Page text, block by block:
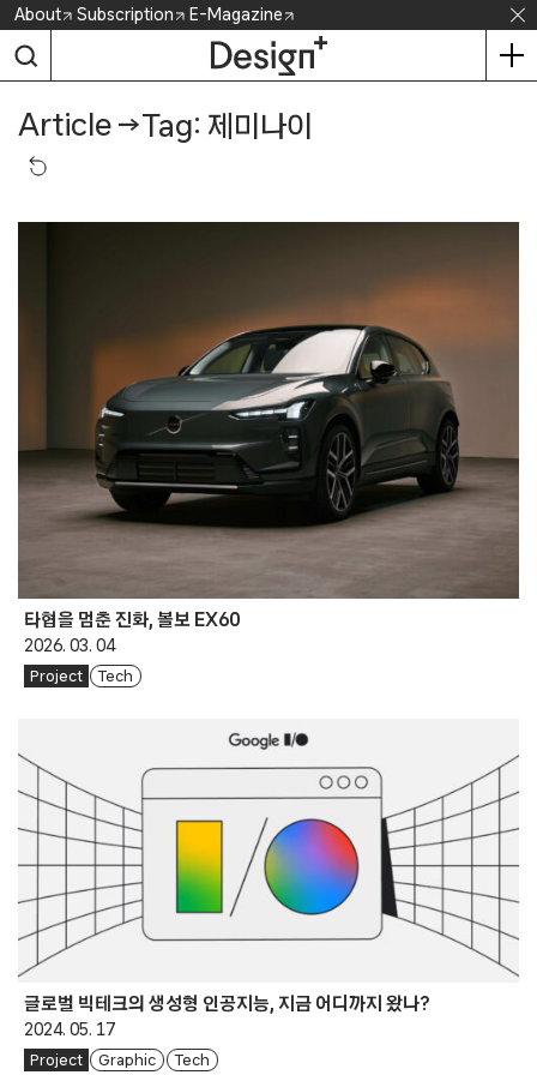
Skip
content
About Subscription E-Magazine
Article →Tag: 제미나이
타협을 멈춘 진화, 볼보 EX60
2026. 03. 04
Project Tech
글로벌 빅테크의 생성형 인공지능, 지금 어디까지 왔나?
2024. 05. 17
Project Graphic Tech